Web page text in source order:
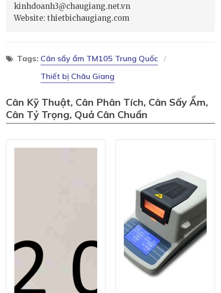
kinhdoanh3@chaugiang.net.vn
Website: thietbichaugiang.com
Tags: Cân sấy ẩm TM105 Trung Quốc
Thiết bị Châu Giang
Cân Kỹ Thuật, Cân Phân Tích, Cân Sấy Ẩm,
Cân Tỷ Trọng, Quả Cân Chuẩn